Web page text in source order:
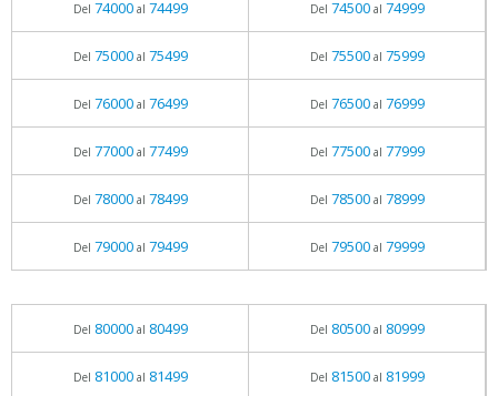
Del 74000al 74499 Del 74500al 74999
Del 75000al 75499 Del 75500al 75999
Del 76000al 76499 Del 76500al 76999
Del 77000al 77499 Del 77500al 77999
Del 78000al 78499 Del 78500al 78999
Del 79000al 79499 Del 79500al 79999
Del 80000al 80499 Del 80500al 80999
Del 81000al 81499 Del 81500al 81999